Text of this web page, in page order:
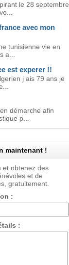
le 28 septembre
avec mon
tunisienne vie en
a...
est experer !!
j ais 79 ans je
démarche afin
p...
maintenant !
et obtenez des
et de
gratuitement.
:
: